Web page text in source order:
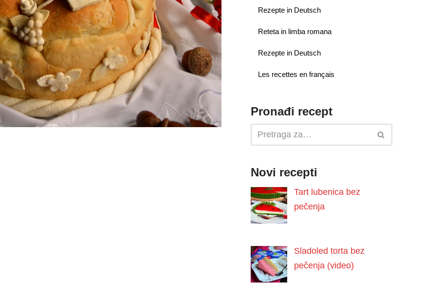
Rezepte in Deutsch
Reteta in limba romana
Rezepte in Deutsch
Les recettes en français
Pronađi recept
Novi recepti
Tart lubenica bez
pečenja
Sladoled torta bez
pečenja (video)